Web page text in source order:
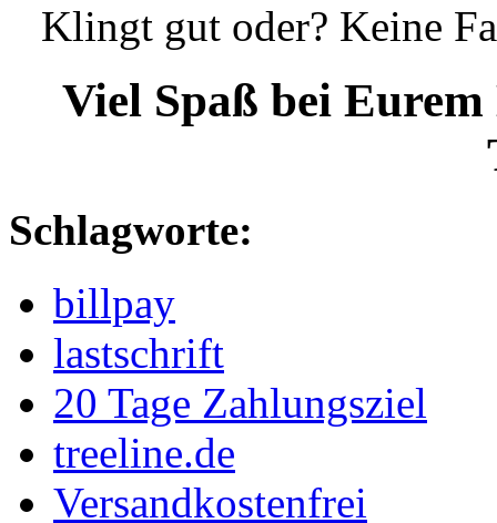
Klingt gut oder? Keine
Viel Spaß bei
Schlagworte:
billpay
lastschrift
20 Tage Zahlungsziel
treeline.de
Versandkostenfrei